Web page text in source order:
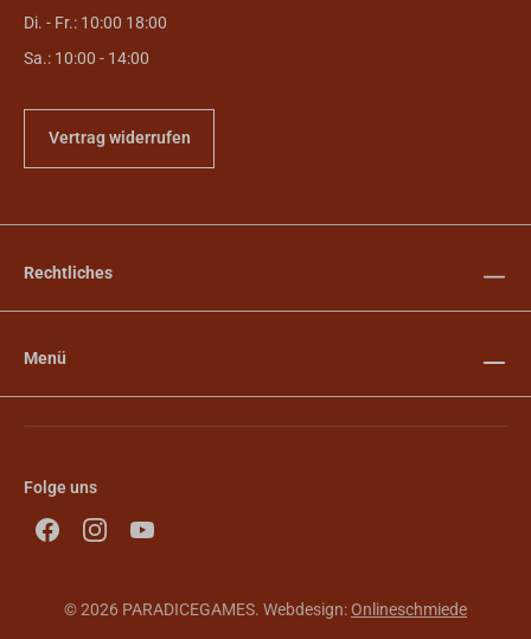
Di. - Fr.: 10:00 18:00
Sa.: 10:00 - 14:00
Vertrag widerrufen
Rechtliches
Menü
Folge uns
© 2026 PARADICEGAMES. Webdesign:Onlineschmiede